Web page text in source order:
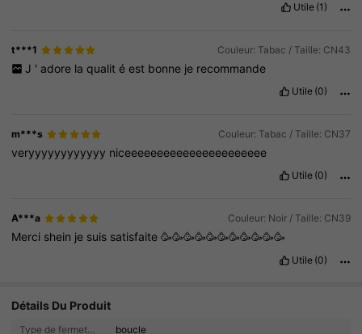
Utile (1)
t***1 Couleur: Tabac / Taille: CN43
J ' adore la qualit é est bonne je recommande
Utile (0)
m***s Couleur: Tabac / Taille: CN37
veryyyyyyyyyyyy niceeeeeeeeeeeeeeeeeeeeee
Utile (0)
A***a Couleur: Noir / Taille: CN39
Merci shein je suis satisfaite🥳🥳🥳🥳🥳🥳🥳🥳🥳🥳🥳
Utile (0)
Détails Du Produit
Type de fermeture: boucle
4.83